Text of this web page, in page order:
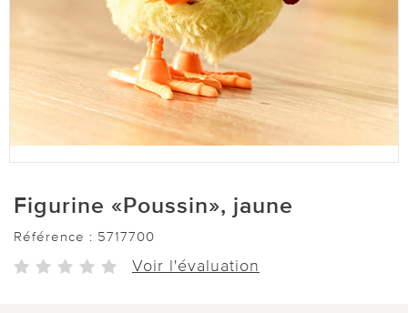
Figurine «Poussin», jaune
Référence : 5717700
Voir l'évaluation